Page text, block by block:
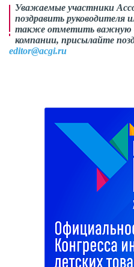
Уважаемые участники
поздравить руководителя
также отметить важную
компании, присылайте
editor@acgi.ru